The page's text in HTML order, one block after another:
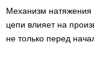
Механизм
цепи влияет на
не только перед